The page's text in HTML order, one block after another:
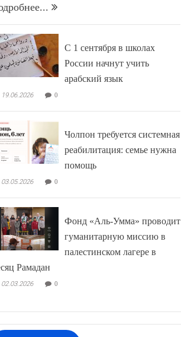
С 1 сентября в школах
России начнут учить
арабский язык
19.06.2026 0
Чолпон требуется системная
реабилитация: семье нужна
помощь
03.05.2026 0
Фонд «Аль-Умма» проводит
гуманитарную миссию в
палестинском лагере в
Рамадан
02.03.2026 0